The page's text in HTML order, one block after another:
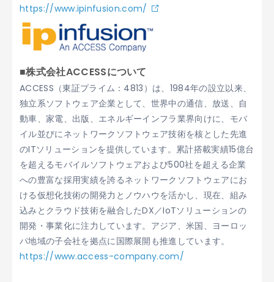
https://www.ipinfusion.com/
■株式会社ACCESSについて
ACCESS（東証プライム：4813）は、1984年の設立以来、
独立系ソフトウェア企業として、世界中の通信、放送、自
動車、家電、出版、エネルギーインフラ業界向けに、モバ
イル並びにネットワークソフトウェア技術を核とした先進
のITソリューションを提供しています。累計搭載実績15億台
を超えるモバイルソフトウェアおよび500社を超える企業
への豊富な採用実績を誇るネットワークソフトウェアにお
ける仮想化技術の開発力とノウハウを活かし、現在、組み
込みとクラウド技術を融合したDX／IoTソリューションの
開発・事業化に注力しています。アジア、米国、ヨーロッ
パ地域の子会社を拠点に国際展開も推進しています。
https://www.access-company.com/